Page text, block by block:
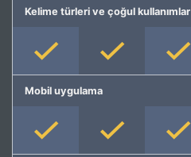
Kelime türleri ve çoğul kullanımlar
Mobil uygulama